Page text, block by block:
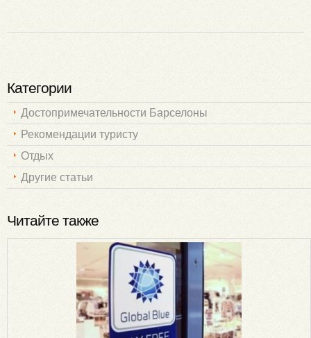
Категории
Достопримечательности Барселоны
Рекомендации туристу
Отдых
Другие статьи
Читайте также